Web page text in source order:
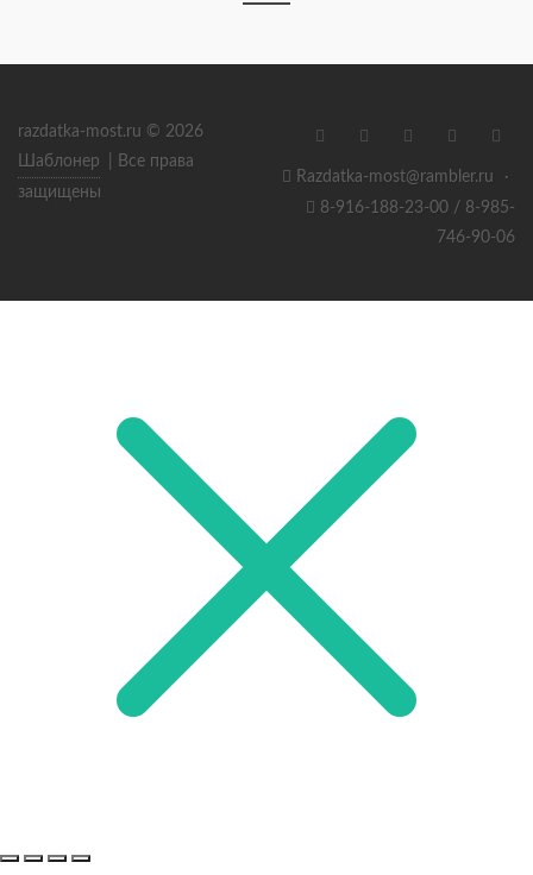
razdatka-most.ru © 2026
Шаблонер
| Все права
защищены
Razdatka-most@rambler.ru
·
8-916-188-23-00 / 8-985-
746-90-06